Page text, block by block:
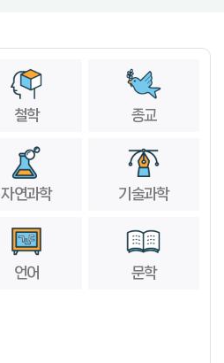
철학 종교
자연과학 기술과학
언어 문학